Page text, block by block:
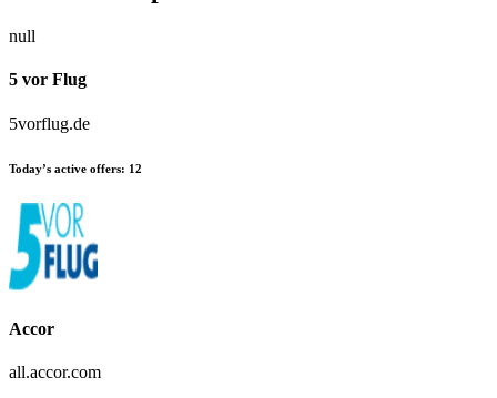
null
5 vor Flug
5vorflug.de
Today’s active offers: 12
Accor
all.accor.com